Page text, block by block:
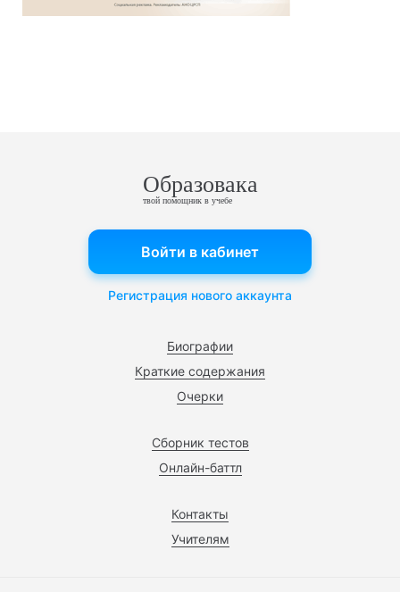
Образовака
твой помощник в учебе
Биографии
Краткие содержания
Очерки
Сборник тестов
Онлайн-баттл
Контакты
Учителям
Войти в кабинет
Регистрация нового аккаунта